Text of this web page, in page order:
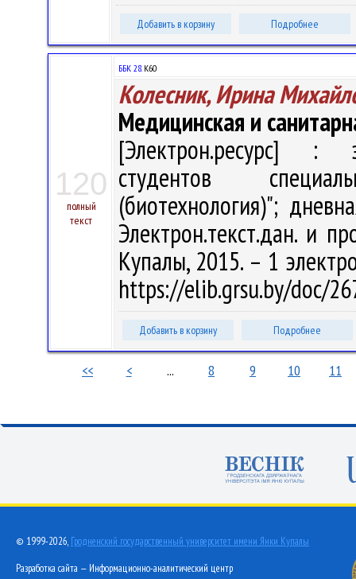
Добавить в корзину Подробнее
120
полный
текст
ББК 28.К60
Колесник, Ирина
Медицинская и
[Электрон.ресурс] :
студентов
(биотехнология)";
Электрон.текст.дан. и
Купалы, 2015. – 1
https://elib.grsu.by/doc/
Добавить в корзину Подробнее
<< < ... 8 9 10 11
© 1999-2026, Гродненский государственный университет имени Янки Купалы
Разработка сайта — Информационно-аналитический центр